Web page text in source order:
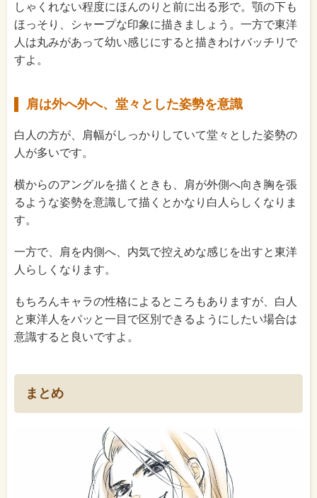
しゃくれない程度にほんのりと前に出る形で。顎の下も
ほっそり、シャープな印象に描きましょう。一方で東洋
人は丸みがあって幼い感じにすると描きわけバッチリで
すよ。
肩は外へ外へ、堂々とした姿勢を意識
白人の方が、肩幅がしっかりしていて堂々とした姿勢の
人が多いです。
横からのアングルを描くときも、肩が外側へ向き胸を張
るような姿勢を意識して描くとかなり白人らしくなりま
す。
一方で、肩を内側へ、内気で控えめな感じを出すと東洋
人らしくなります。
もちろんキャラの性格によるところもありますが、白人
と東洋人をパッと一目で区別できるようにしたい場合は
意識すると良いですよ。
まとめ